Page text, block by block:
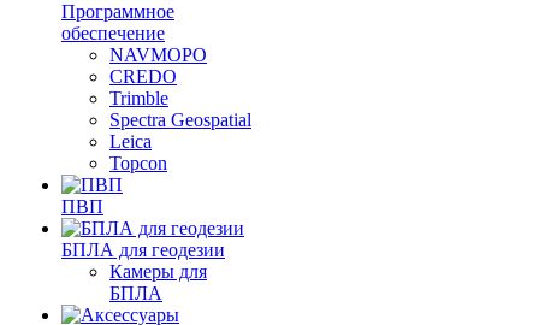
Программное
обеспечение
NAVMOPO
CREDO
Trimble
Spectra Geospatial
Leica
Topcon
ПВП
БПЛА для геодезии
Камеры для
БПЛА